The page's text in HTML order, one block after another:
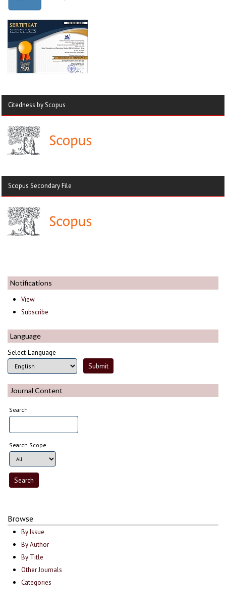
Citedness by Scopus
Scopus Secondary File
Notifications
View
Subscribe
Language
Select Language
Journal Content
Search
Search Scope
Browse
By Issue
By Author
By Title
Other Journals
Categories